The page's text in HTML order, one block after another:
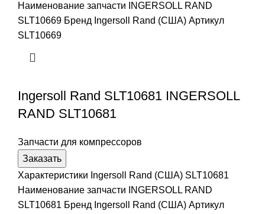
Наименование запчасти INGERSOLL RAND
SLT10669 Бренд Ingersoll Rand (США) Артикул
SLT10669
Ingersoll Rand SLT10681 INGERSOLL
RAND SLT10681
Запчасти для компрессоров
Заказать
Характеристики Ingersoll Rand (США) SLT10681
Наименование запчасти INGERSOLL RAND
SLT10681 Бренд Ingersoll Rand (США) Артикул